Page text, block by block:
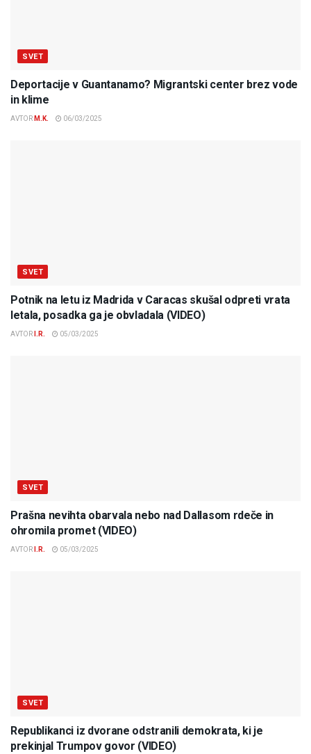
SVET
Deportacije v Guantanamo? Migrantski center brez vode
in klime
AVTOR M.K. 06/03/2025
SVET
Potnik na letu iz Madrida v Caracas skušal odpreti vrata
letala, posadka ga je obvladala (VIDEO)
AVTOR I.R. 05/03/2025
SVET
Prašna nevihta obarvala nebo nad Dallasom rdeče in
ohromila promet (VIDEO)
AVTOR I.R. 05/03/2025
SVET
Republikanci iz dvorane odstranili demokrata, ki je
prekinjal Trumpov govor (VIDEO)